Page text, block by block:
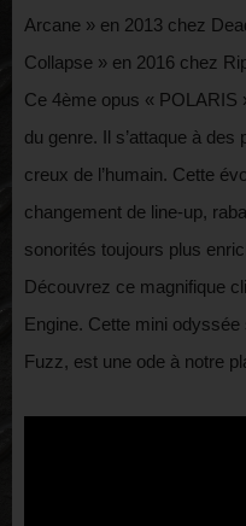
Arcane » en 2013 chez
Collapse » en 2016 chez
Ce 4ème opus «
du genre. Il s’attaque à
creux de l’humain. Cette
changement de line-up,
sonorités toujours plus
Découvrez ce magnifique
Engine. Cette mini
Fuzz, est une ode à notre